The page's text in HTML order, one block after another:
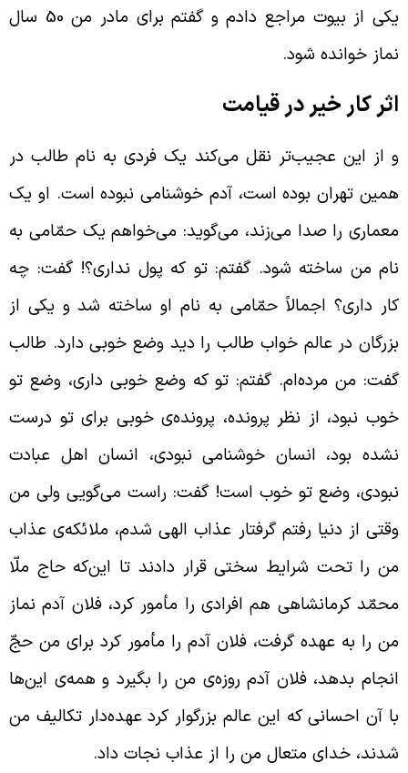
یکی از بیوت مراجع دادم و گفتم برای مادر من 50 سال
خوانده شود.
کار خیر در قیامت
از این عجیب‌تر نقل می‌کند یک فردی به نام طالب در
تهران بوده است، آدم خوشنامی نبوده است. او یک
را صدا می‌زند، می‌گوید: می‌خواهم یک حمّامی به
من ساخته شود. گفتم: تو که پول نداری؟! گفت: چه
داری؟ اجمالاً حمّامی به نام او ساخته شد و یکی از
در عالم خواب طالب را دید وضع خوبی دارد. طالب
من مرده‌ام. گفتم: تو که وضع خوبی داری، وضع تو
نبود،‌ از نظر پرونده، پرونده‌ی خوبی برای تو درست
بود، انسان خوشنامی نبودی، انسان اهل عبادت
وضع تو خوب است! گفت: راست می‌گویی ولی من
از دنیا رفتم گرفتار عذاب الهی شدم، ملائکه‌ی عذاب
را تحت شرایط سختی قرار دادند تا این‌که حاج ملّا
کرمانشاهی هم افرادی را مأمور کرد، فلان آدم نماز
را به عهده گرفت، فلان آدم را مأمور کرد برای من حجّ
بدهد، فلان آدم روزه‌ی من را بگیرد و همه‌ی این‌ها
آن احسانی که این عالم بزرگوار کرد عهده‌دار تکالیف من
خدای متعال من را از عذاب نجات داد.